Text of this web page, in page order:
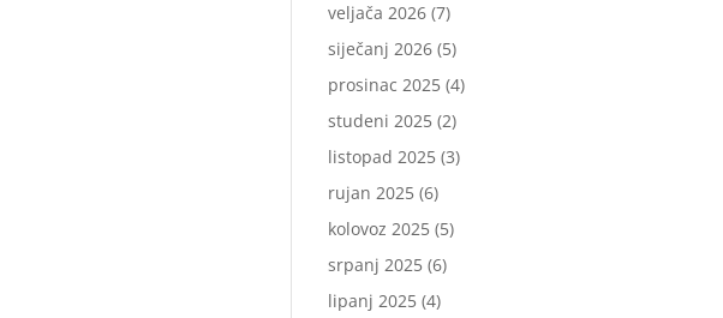
veljača 2026 (7)
siječanj 2026 (5)
prosinac 2025 (4)
studeni 2025 (2)
listopad 2025 (3)
rujan 2025 (6)
kolovoz 2025 (5)
srpanj 2025 (6)
lipanj 2025 (4)